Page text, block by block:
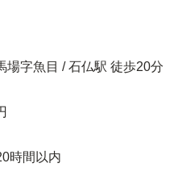
場字魚目 / 石仏駅 徒歩20分
時間以内